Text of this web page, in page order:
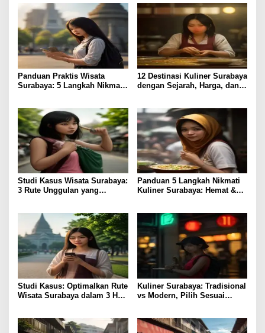
s
Panduan Praktis Wisata
Surabaya: 5 Langkah Nikmati
12 Destinasi Kuliner Surabaya
dengan Sejarah, Harga, dan
Studi Kasus Wisata Surabaya:
3 Rute Unggulan yang
Panduan 5 Langkah Nikmati
Kuliner Surabaya: Hemat &
Studi Kasus: Optimalkan Rute
Wisata Surabaya dalam 3 Hari
Kuliner Surabaya: Tradisional
vs Modern, Pilih Sesuai